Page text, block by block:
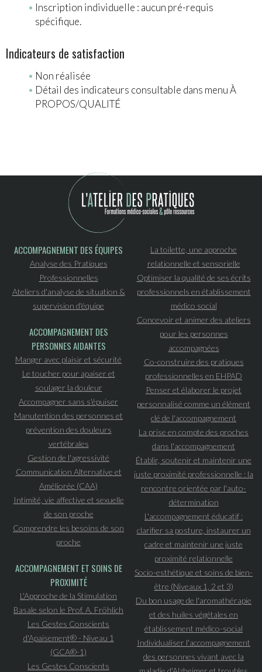
Inscription individuelle : aucun pré-requis
spécifique.
Indicateurs de satisfaction
Non réalisée
Détail des indicateurs consultable dans menu À
PROPOS/QUALITÉ
ACCOMPAGNEMENT DES ÉQUIPES
Analyse des Pratiques
Professionnelles
Ateliers d'analyse de situation &
supervision d'équipe
ACCOMPAGNEMENT DES
PERSONNES AIDANTES
Manger avec plaisir et sécurité
Le toucher pour apaiser et
soulager la douleur
Accompagner sans s'épuiser
Manutention des personnes et
prévention des douleurs
vertébrales
Gestion de l'agressivité
Communication Alternative et
Améliorée (CAA)
Intimité, vie affective et sexuelle
de son proche
Comprendre les besoins de son
proche
ACCOMPAGNEMENT ET SOINS DE
PROXIMITÉ
L'Approche de la Stimulation
Basale selon le Prof. A. Fröhlich
Les Gestes Conscients
d'Apaisement® - Niveau 1
(GCA®-1)
Les Gestes Conscients
La toilette, une approche
relationnelle et sensorielle
Optimiser la qualité de ses écrits
professionnels en établissement
médico social
Concevoir et animer des ateliers
pour les personnes
accompagnées
Co-construire des pratiques
professionnelles en EHPAD
Penser et élaborer le projet
personnalisé comme un élément
clé de l'accompagnement
La prise en compte des proches
dans l'accompagnement
Établir, soutenir et maintenir une
juste proximité professionnelle : la
rencontre orientée par l'auto-
détermination
L'accompagnement éducatif :
clarifier sa posture, instaurer un
cadre et maintenir une juste
proximité relationnelle
Socio-esthétique et soins de bien-
être (Niveaux 1, 2 et 3)
Du bon usage de l'aromathérapie
et des huiles végétales en
établissement médico-social
Individualiser l'accompagnement
des personnes vivant avec la